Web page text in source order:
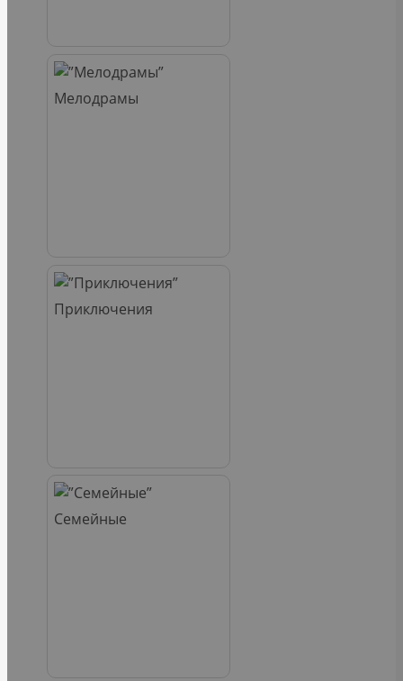
Мелодрамы
Приключения
Семейные